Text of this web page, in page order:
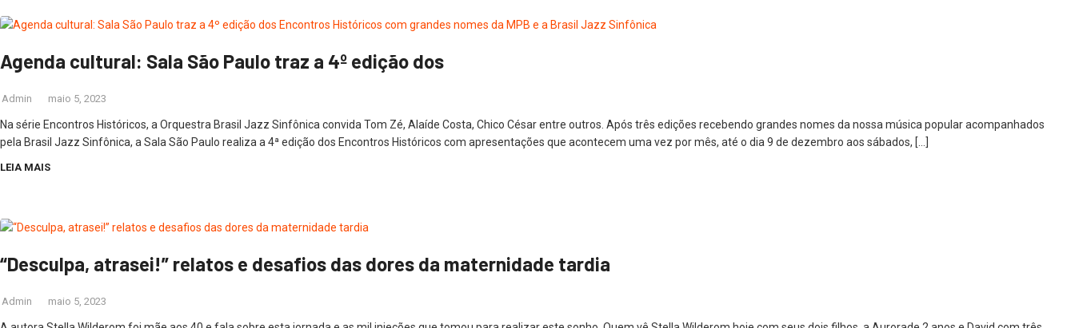
Agenda cultural: Sala São Paulo traz a 4º edição dos
Admin maio 5, 2023
Na série Encontros Históricos, a Orquestra Brasil Jazz Sinfônica convida Tom Zé, Alaíde Costa, Chico César entre outros. Após três edições recebendo grandes nomes da nossa música popular acompanhados
pela Brasil Jazz Sinfônica, a Sala São Paulo realiza a 4ª edição dos Encontros Históricos com apresentações que acontecem uma vez por mês, até o dia 9 de dezembro aos sábados, […]
LEIA MAIS
“Desculpa, atrasei!” relatos e desafios das dores da maternidade tardia
Admin maio 5, 2023